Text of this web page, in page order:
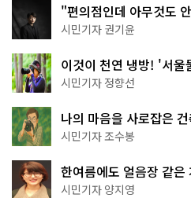
"편의점인데 아무것도
한 편의점의 정체
시민기자 권기윤
이것이 천연 냉방! '서울
나볼까
시민기자 정향선
나의 마음을 사로잡은
상작 공개!
시민기자 조수봉
한여름에도 얼음장 같
천국이네~
시민기자 양지영